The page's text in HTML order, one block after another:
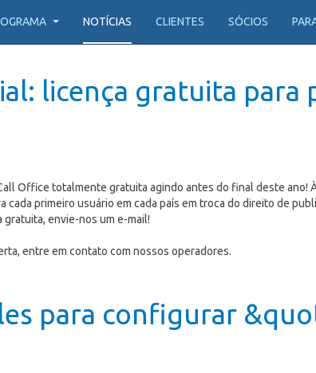
NOTÍCIAS CLIENTES SÓCIOS
licença gratuita para
Office totalmente gratuita agindo antes do final deste ano!
cada primeiro usuário em cada país em troca do direito de
envie-nos um e-mail!
entre em contato com nossos operadores.
para configurar